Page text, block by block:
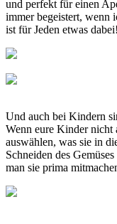
und perfekt für einen
immer begeistert, wenn
ist für Jeden etwas dabei!
Und auch bei Kindern
Wenn eure Kinder nicht
auswählen, was sie in
Schneiden des
man sie prima